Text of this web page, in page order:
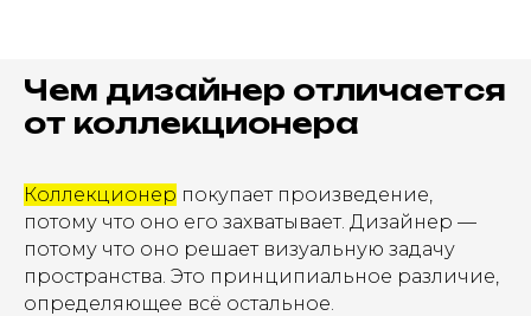
Чем дизайнер отличается
от коллекционера
Коллекционер покупает произведение,
потому что оно его захватывает. Дизайнер —
потому что оно решает визуальную задачу
пространства. Это принципиальное различие,
определяющее всё остальное.